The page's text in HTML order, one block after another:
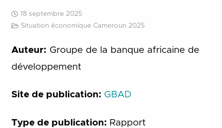
18 septembre 2025
Situation économique Cameroun 2025
Auteur: Groupe de la banque africaine de
développement
Site de publication: GBAD
Type de publication: Rapport